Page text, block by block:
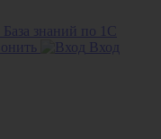
База знаний по 1С
Вход